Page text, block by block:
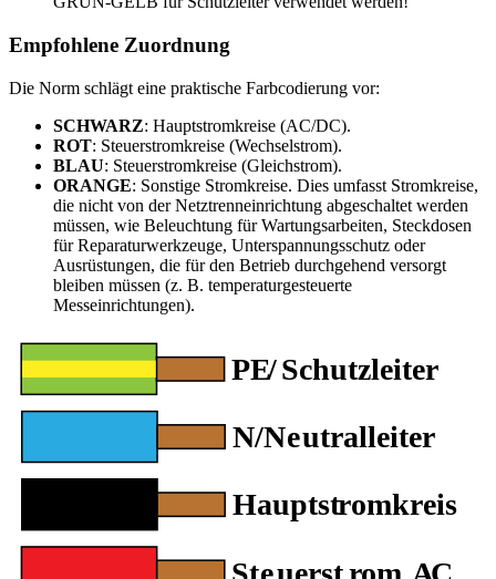
Empfohlene Zuordnung
Die Norm schlägt eine praktische Farbcodierung vor:
SCHWARZ: Hauptstromkreise (AC/DC).
ROT: Steuerstromkreise (Wechselstrom).
BLAU: Steuerstromkreise (Gleichstrom).
ORANGE: Sonstige Stromkreise. Dies umfasst Stromkreise,
die nicht von der Netztrenneinrichtung abgeschaltet werden
müssen, wie Beleuchtung für Wartungsarbeiten, Steckdosen
für Reparaturwerkzeuge, Unterspannungsschutz oder
Ausrüstungen, die für den Betrieb durchgehend versorgt
bleiben müssen (z. B. temperaturgesteuerte
Messeinrichtungen).